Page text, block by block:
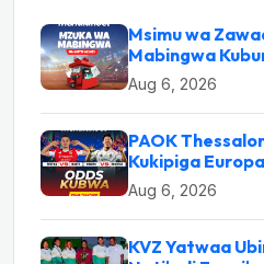
Msimu wa
Mabingwa
Aug 6, 2026
PAOK
Kukipiga
Aug 6, 2026
KVZ Yatwaa